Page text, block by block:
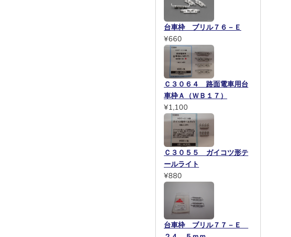
台車枠 ブリル７６－Ｅ
¥660
Ｃ３０６４ 路面電車用台
車枠Ａ（ＷＢ１７）
¥1,100
Ｃ３０５５ ガイコツ形テ
ールライト
¥880
台車枠 ブリル７７－Ｅ